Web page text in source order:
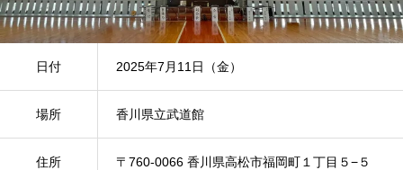
日付 2025年7月11日（金）
場所 香川県立武道館
住所 〒760-0066 香川県高松市福岡町１丁目５−５